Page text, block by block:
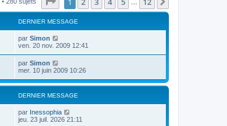
DERNIER MESSAGE
par Simon
ven. 20 nov. 2009 12:41
par Simon
mer. 10 juin 2009 10:26
DERNIER MESSAGE
par Inessophia
jeu. 23 juil. 2026 21:11